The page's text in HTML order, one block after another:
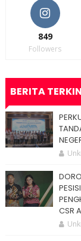
849
Followers
BERITA
CSR